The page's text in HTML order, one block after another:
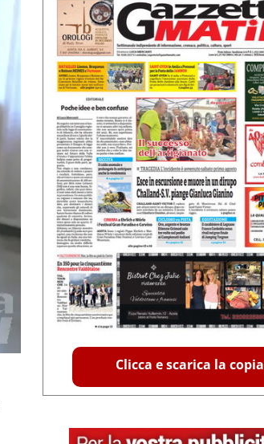
Clicca e scarica la copia